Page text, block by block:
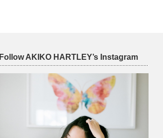
Follow AKIKO HARTLEY’s Instagram